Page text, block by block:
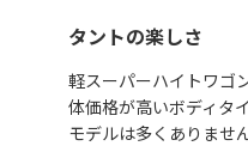
タントの楽しさ
軽スーパーハイトワゴ
体価格が高いボディタ
モデルは多くありませ